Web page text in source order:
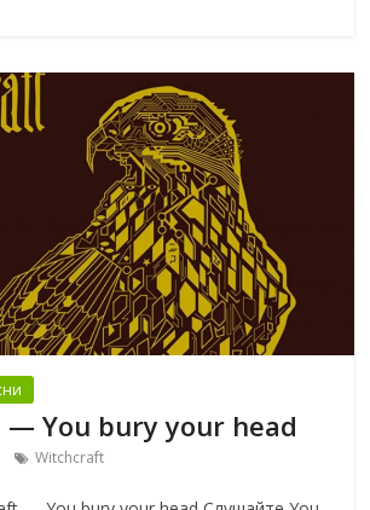
You bury your head
Witchcraft